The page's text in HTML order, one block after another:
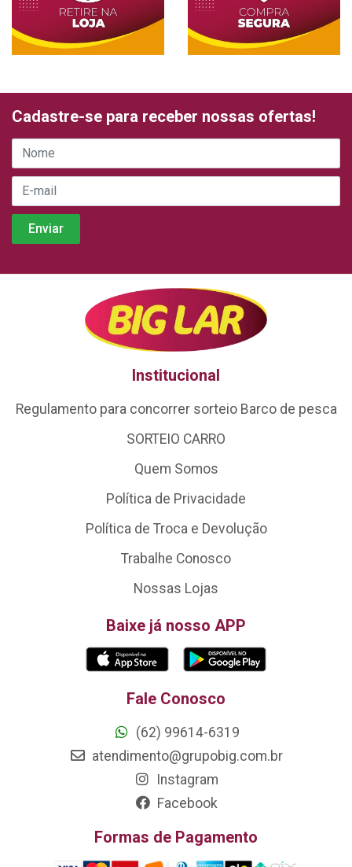
Cadastre-se para receber nossas ofertas!
Institucional
Regulamento para concorrer sorteio Barco de pesca
SORTEIO CARRO
Quem Somos
Política de Privacidade
Política de Troca e Devolução
Trabalhe Conosco
Nossas Lojas
Baixe já nosso APP
Fale Conosco
(62) 99614-6319
atendimento@grupobig.com.br
Instagram
Facebook
Formas de Pagamento